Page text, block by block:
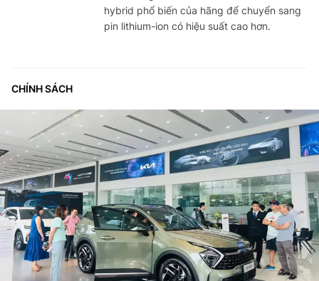
hybrid phổ biến của hãng để chuyển sang
pin lithium-ion có hiệu suất cao hơn.
CHÍNH SÁCH